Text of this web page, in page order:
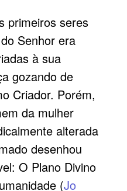
primeiros seres
Senhor era
à sua
gozando de
Criador. Porém,
da mulher
alterada
desenhou
O Plano Divino
(Jo